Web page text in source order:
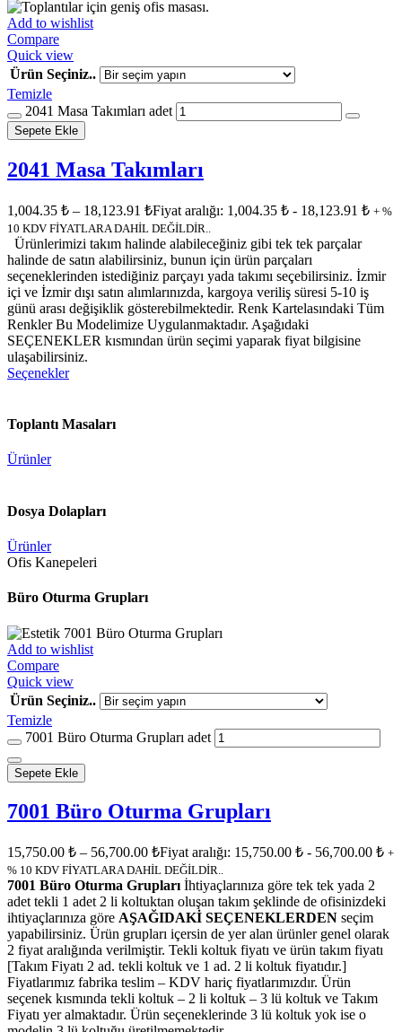
Add to wishlist
Compare
Quick view
Ürün Seçiniz..
Temizle
2041 Masa Takımları adet
Sepete Ekle
2041 Masa Takımları
1,004.35 ₺ – 18,123.91 ₺Fiyat aralığı: 1,004.35 ₺ - 18,123.91 ₺ + %
10 KDV FİYATLARA DAHİL DEĞİLDİR..
Ürünlerimizi takım halinde alabileceğiniz gibi tek tek parçalar
halinde de satın alabilirsiniz, bunun için ürün parçaları
seçeneklerinden istediğiniz parçayı yada takımı seçebilirsiniz. İzmir
içi ve İzmir dışı satın alımlarınızda, kargoya veriliş süresi 5-10 iş
günü arası değişiklik gösterebilmektedir. Renk Kartelasındaki Tüm
Renkler Bu Modelimize Uygulanmaktadır. Aşağıdaki
SEÇENEKLER kısmından ürün seçimi yaparak fiyat bilgisine
ulaşabilirsiniz.
Seçenekler
Toplantı Masaları
Ürünler
Dosya Dolapları
Ürünler
Ofis Kanepeleri
Büro Oturma Grupları
Add to wishlist
Compare
Quick view
Ürün Seçiniz..
Temizle
7001 Büro Oturma Grupları adet
Sepete Ekle
7001 Büro Oturma Grupları
15,750.00 ₺ – 56,700.00 ₺Fiyat aralığı: 15,750.00 ₺ - 56,700.00 ₺ +
% 10 KDV FİYATLARA DAHİL DEĞİLDİR..
7001 Büro Oturma Grupları İhtiyaçlarınıza göre tek tek yada 2
adet tekli 1 adet 2 li koltuktan oluşan takım şeklinde de ofisinizdeki
ihtiyaçlarınıza göre AŞAĞIDAKİ SEÇENEKLERDEN seçim
yapabilirsiniz. Ürün grupları içersin de yer alan ürünler genel olarak
2 fiyat aralığında verilmiştir. Tekli koltuk fiyatı ve ürün takım fiyatı
[Takım Fiyatı 2 ad. tekli koltuk ve 1 ad. 2 li koltuk fiyatıdır.]
Fiyatlarımız fabrika teslim – KDV hariç fiyatlarımızdır. Ürün
seçenek kısmında tekli koltuk – 2 li koltuk – 3 lü koltuk ve Takım
Fiyatı yer almaktadır. Ürün seçeneklerinde 3 lü koltuk yok ise o